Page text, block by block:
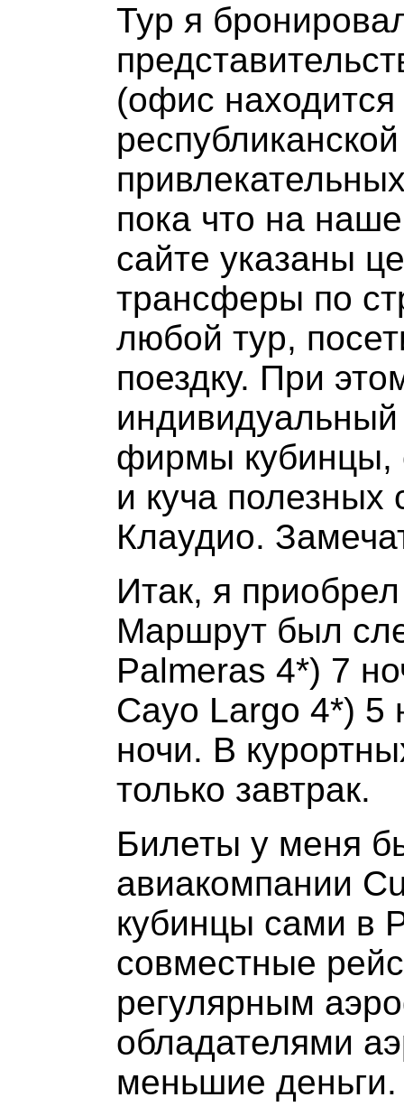
Тур я
(офис
пока что на
сайте указаны
трансферы по
любой тур,
поездку. При
фирмы кубинцы,
и куча полезных
Клаудио.
Итак, я
Маршрут был
Palmeras 4*) 7
Cayo Largo 4*) 5
ночи. В
только завтрак.
Билеты у меня
авиакомпании
кубинцы сами в
совместные
регулярным
обладателями
меньшие деньги.